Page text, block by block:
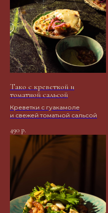
Тако с креветкой и
томатной сальсой
Креветки с гуакамоле
и свежей томатной сальсой
490 р.